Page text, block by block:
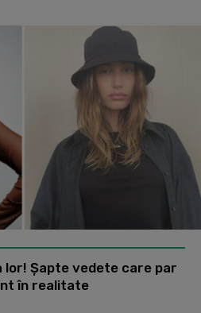
lor! Șapte vedete care par
în realitate